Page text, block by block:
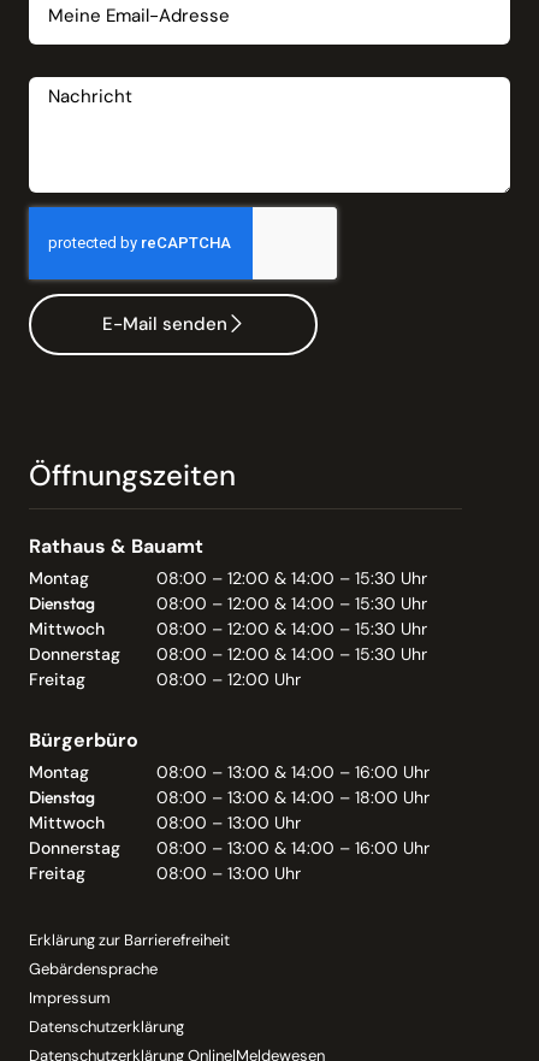
E-Mail senden
Öffnungszeiten
Rathaus & Bauamt
Montag
08:00 – 12:00 & 14:00 – 15:30 Uhr
Dienstag
08:00 – 12:00 & 14:00 – 15:30 Uhr
Mittwoch
08:00 – 12:00 & 14:00 – 15:30 Uhr
Donnerstag
08:00 – 12:00 & 14:00 – 15:30 Uhr
Freitag
08:00 – 12:00 Uhr
Bürgerbüro
Montag
08:00 – 13:00 & 14:00 – 16:00 Uhr
Dienstag
08:00 – 13:00 & 14:00 – 18:00 Uhr
Mittwoch
08:00 – 13:00 Uhr
Donnerstag
08:00 – 13:00 & 14:00 – 16:00 Uhr
Freitag
08:00 – 13:00 Uhr
Erklärung zur Barrierefreiheit
Gebärdensprache
Impressum
Datenschutzerklärung
Datenschutzerklärung Online|Meldewesen